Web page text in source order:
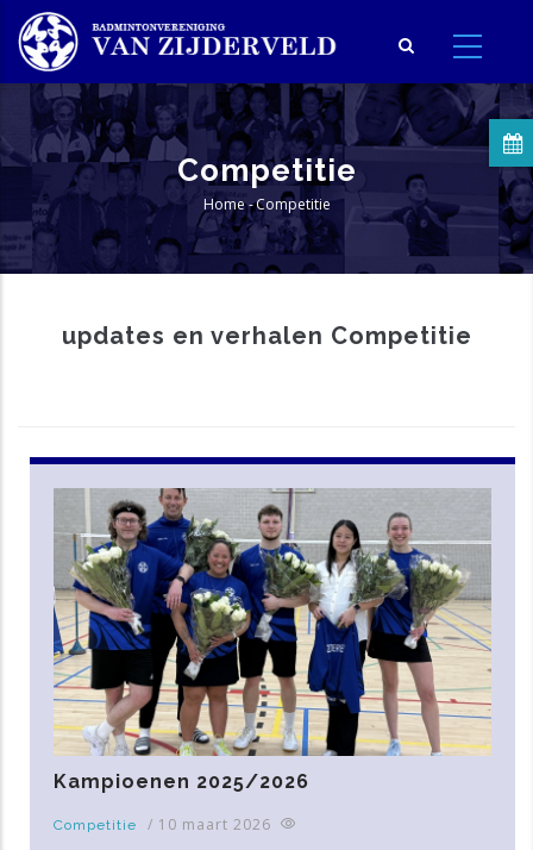
Overslaan
en
naar
inhoud
gaan
Competitie
Kruimelpad
Home -Competitie
updates en verhalen Competitie
Kampioenen 2025/2026
Competitie / 10 maart 2026